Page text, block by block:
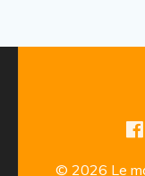
© 2026 Le